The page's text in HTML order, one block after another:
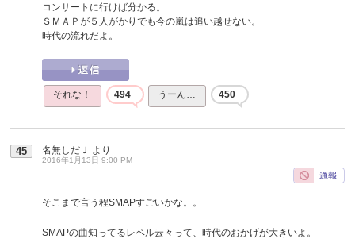
コンサートに行けば分かる。
ＳＭＡＰが５人がかりでも今の嵐は追い越せない。
時代の流れだよ。
それな！ 494 うーん… 450
45 名無しだＪ より
2016年1月13日 9:00 PM
そこまで言う程SMAPすごいかな。。
SMAPの曲知ってるレベル云々って、時代のおかげが大きいよ。